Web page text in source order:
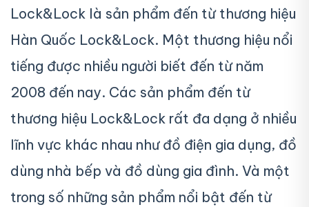
Lock&Lock là sản phẩm đến từ thương hiệu
Hàn Quốc Lock&Lock. Một thương hiệu nổi
tiếng được nhiều người biết đến từ năm
2008 đến nay. Các sản phẩm đến từ
thương hiệu Lock&Lock rất đa dạng ở nhiều
lĩnh vực khác nhau như đồ điện gia dụng, đồ
dùng nhà bếp và đồ dùng gia đình. Và một
trong số những sản phẩm nổi bật đến từ